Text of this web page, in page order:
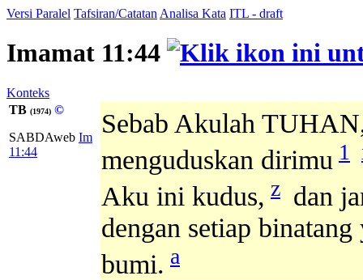
Versi Paralel Tafsiran/Catatan Analisa Kata ITL - draft
Imamat 11:44
Konteks
TB (1974) ©
SABDAweb Im
11:44
Sebab Akulah
menguduskan dirimu 1
Aku ini kudus, z dan
dengan setiap
bumi. a